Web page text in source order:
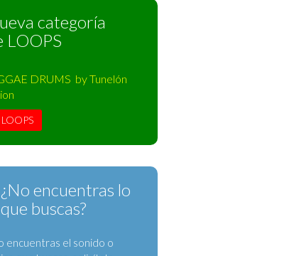
categoría
LOOPS
DRUMS by Tunelón
LOOPS
¿No encuentras lo
que buscas?
encuentras el sonido o